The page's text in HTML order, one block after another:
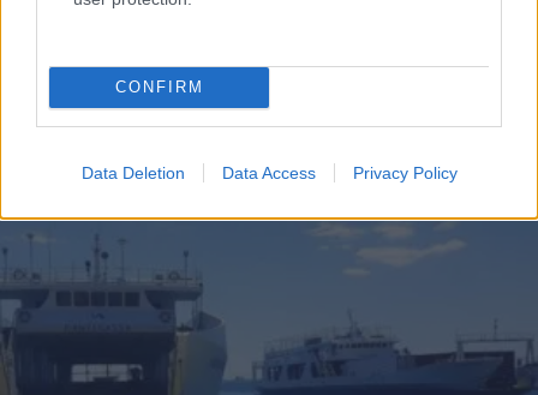
CONFIRM
Data Deletion Data Access Privacy Policy
Αντίρριο – Πότε προβλέπεται να ανοίξει